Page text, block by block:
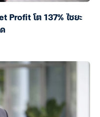
Profit โต 137% ไซยะ